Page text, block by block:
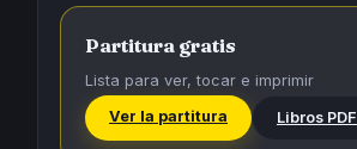
Partitura gratis
Lista para ver, tocar e imprimir
Ver la partitura
Libros PDF